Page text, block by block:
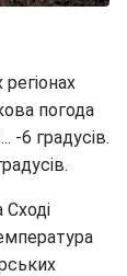
регіонах
погода
-6 градусів.
Сході